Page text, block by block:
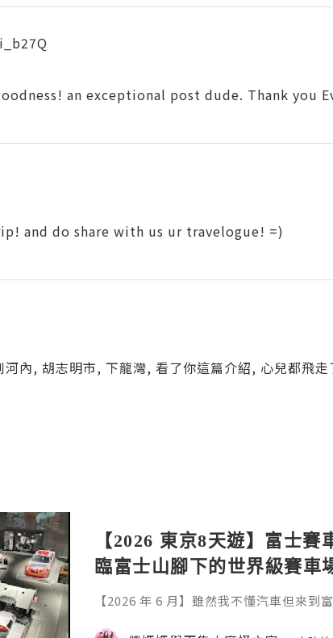
an exceptional post dude. Thank you
and do share with us ur travelogue! =)
內, 胡志明市, 下龍灣, 看了你這篇介紹, 心兒都飛走
【2026 東京8天遊】富士
臨富士山腳下的世界級賽
y。參觀富士賽車博物館。
【2026 年 6 月】雖然我不懂汽車但來
貴賽車在觀景餐廳一邊享用美食，一邊